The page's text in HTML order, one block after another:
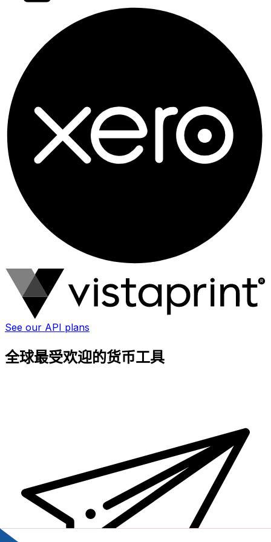
See our API plans
全球最受欢迎的货币工具